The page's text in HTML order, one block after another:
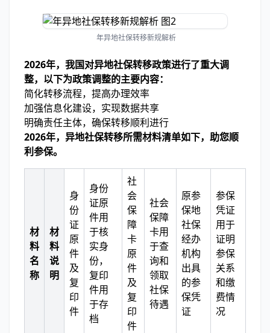
年异地社保转移新规解析
2026年，我国对异地社保转移政策进行了重大调
整，以下为政策调整的主要内容：
简化转移流程，提高办理效率
加强信息化建设，实现数据共享
明确责任主体，确保转移顺利进行
2026年，异地社保转移所需材料清单如下，助您顺
利参保。
材
料
名
称
材
料
说
明
身
份
证
原
件
及
复
印
件
身份
证原
件用
于核
实身
份，
复印
件用
于存
档
社
会
保
障
卡
原
件
及
复
印
件
社会
保障
卡用
于查
询和
领取
社保
待遇
原参
保地
社保
经办
机构
出具
的参
保凭
证
参保
凭证
用于
证明
参保
关系
和缴
费情
况